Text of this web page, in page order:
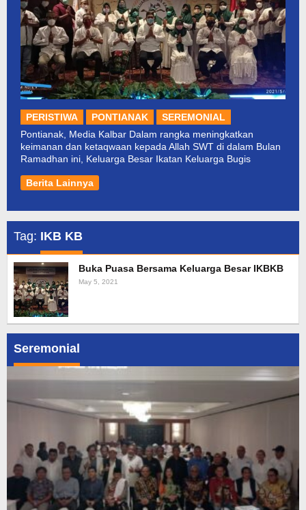
PERISTIWA PONTIANAK
SEREMONIAL
Pontianak, Media Kalbar Dalam rangka meningkatkan
keimanan dan ketaqwaan kepada Allah SWT di dalam Bulan
Ramadhan ini, Keluarga Besar Ikatan Keluarga Bugis
Berita Lainnya
Seremonial
Tag: IKB KB
Buka Puasa Bersama Keluarga Besar IKBKB
May 5, 2021